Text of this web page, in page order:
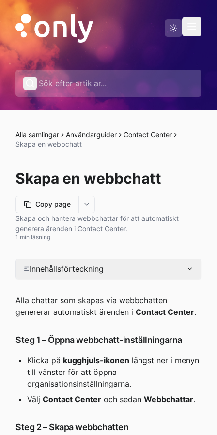
Driftstatus
Svenska
Alla samlingar Användarguider
Contact Center
Skapa en webbchatt
Skapa en webbchatt
Copy page
More options
Skapa och hantera webbchattar för att automatiskt
generera ärenden i Contact Center.
1 min läsning
Innehållsförteckning
Alla chattar som skapas via webbchatten
genererar automatiskt ärenden i Contact Center.
Steg 1 – Öppna webbchatt-inställningarna
Klicka på kugghjuls-ikonen längst ner i menyn
till vänster för att öppna
organisationsinställningarna.
Välj Contact Center och sedan Webbchattar.
Steg 2 – Skapa webbchatten